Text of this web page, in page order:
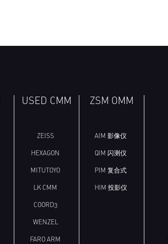
USED CMM
ZEISS
HEXAGON
MITUTOYO
LK CMM
COORD3
WENZEL
FARO ARM
ZSM OMM
AIM 影像仪
QIM 闪测仪
PIM 复合式
HIM 投影仪